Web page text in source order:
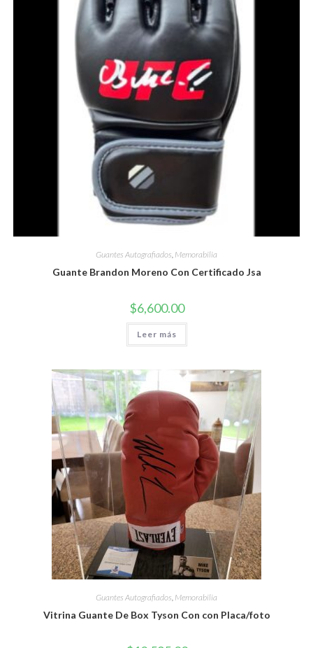
Guantes Autografiados, Memorabilia
Guante Brandon Moreno Con Certificado Jsa
$6,600.00
Leer más
Guantes Autografiados Memorabilia
Vitrina Guante De Box Tyson Con con Placa/foto